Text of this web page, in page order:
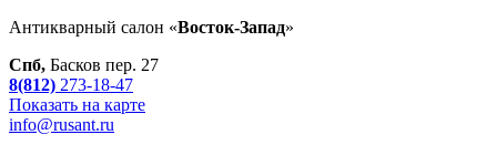
Антикварный салон «Восток-Запад»
Спб, Басков пер. 27
8(812) 273-18-47
Показать на карте
info@rusant.ru